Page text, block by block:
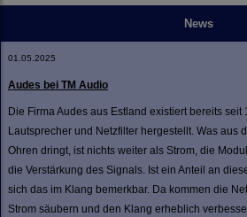
News
01.05.2025
Audes bei TM Audio
Die Firma Audes aus Estland existiert bereits seit
Lautsprecher und Netzfilter hergestellt. Was aus
Ohren dringt, ist nichts weiter als Strom, die
die Verstärkung des Signals. Ist ein Anteil an
sich das im Klang bemerkbar. Da kommen die
Strom säubern und den Klang erheblich